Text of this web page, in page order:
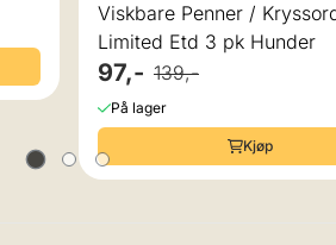
Viskbare Penner /
Limited Etd 3 pk Hunder
97,- 139,-
På lager
Kjøp